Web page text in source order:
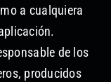
a cualquiera
de los
producidos